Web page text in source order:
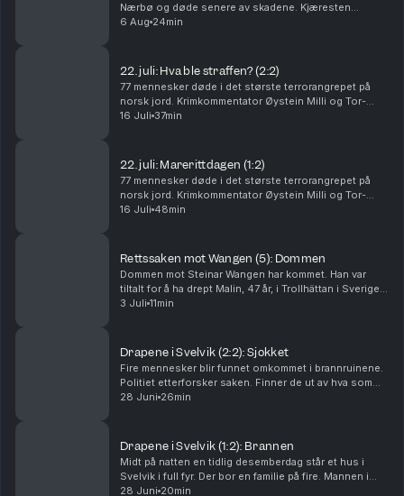
Nærbø og døde senere av skadene. Kjæresten
hennes er siktet for drap, men nekter straffskyld. I
6 Aug 24min
22. juli: Hva ble straffen? (2:2)
77 mennesker døde i det største terrorangrepet på
norsk jord. Krimkommentator Øystein Milli og Tor-
Erling Thømt Ruud går gjennom etterspillet av 22. juli i
16 Juli 37min
22. juli: Marerittdagen (1:2)
77 mennesker døde i det største terrorangrepet på
norsk jord. Krimkommentator Øystein Milli og Tor-
Erling Thømt Ruud går gjennom terrorhandlingene den
16 Juli 48min
Rettssaken mot Wangen (5): Dommen
Dommen mot Steinar Wangen har kommet. Han var
tiltalt for å ha drept Malin, 47 år, i Trollhättan i Sverige i
september 2024. Det store spørsmålet i rettssaken
3 Juli 11min
Drapene i Svelvik (2:2): Sjokket
Fire mennesker blir funnet omkommet i brannruinene.
Politiet etterforsker saken. Finner de ut av hva som
har skjedd? Og hvorfor? Ansvarlig redaktør Gard
28 Juni 26min
Drapene i Svelvik (1:2): Brannen
Midt på natten en tidlig desemberdag står et hus i
Svelvik i full fyr. Der bor en familie på fire. Mannen i
huset er brannmann. Hva har skjedd? Ansvarlig
28 Juni 20min